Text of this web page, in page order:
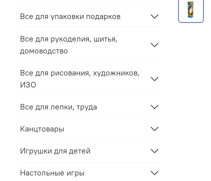
Все для упаковки подарков
Все для рукоделия, шитья,
домоводство
Все для рисования, художников,
ИЗО
Все для лепки, труда
Канцтовары
Игрушки для детей
Настольные игры